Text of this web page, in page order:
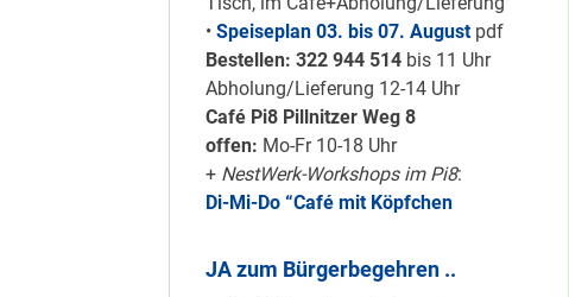
• Speiseplan 03. bis 07. August pdf
Bestellen: 322 944 514bis 11 Uhr
Abholung/Lieferung 12-14 Uhr
Café Pi8 Pillnitzer Weg 8
offen: Mo-Fr 10-18 Uhr
+ NestWerk-Workshops im Pi8:
Di-Mi-Do “Café mit Köpfchen
JA zum Bürgerbegehren ..
Nur grüne & gelbe
Karten für den
neuen Quartiersrat
2023-25 …
Ein echtes “PLUS”
Nord …